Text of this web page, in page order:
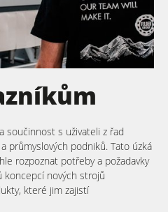
součinnost s uživateli z řad
průmyslových podniků. Tato úzká
rozpoznat potřeby a požadavky
koncepcí nových strojů
které jim zajistí